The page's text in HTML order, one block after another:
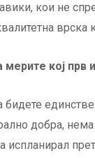
кои не
врска
мерите кој прв
бидете
добра,
испланирал